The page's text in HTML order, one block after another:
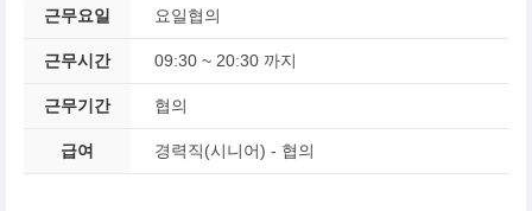
근무요일 요일협의
근무시간 09:30 ~ 20:30 까지
근무기간 협의
급여 경력직(시니어) - 협의